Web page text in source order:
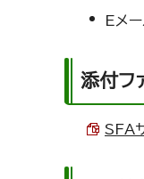
Eメ
添付フ
SFA